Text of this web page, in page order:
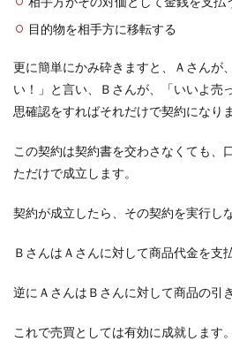
目的物を相手方に移転する
更に簡単にかみ砕きますと、Ａさんが
い！」と言い、Ｂさんが、「いいよ売
思確認をすればそれだけで契約になりま
この契約は契約書を交わさなくても、
ただけで成立します。
契約が成立したら、その契約を実行し
ＢさんはＡさんに対して商品代金を支
逆にＡさんはＢさんに対して商品の引
これで売買としては有効に成就します。